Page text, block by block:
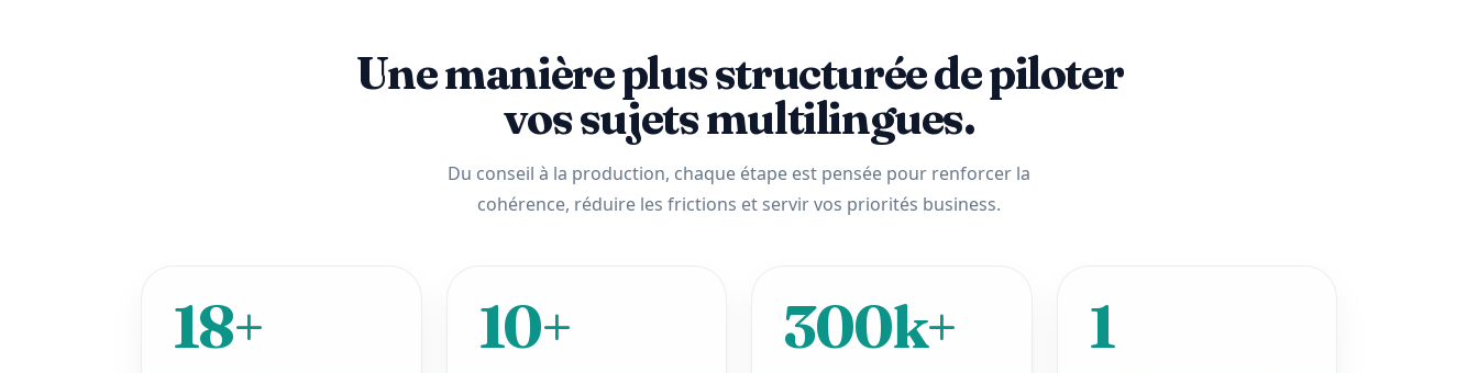
Une manière plus structurée de piloter
vos sujets multilingues.
Du conseil à la production, chaque étape est pensée pour renforcer la
cohérence, réduire les frictions et servir vos priorités business.
18+ 10+ 300k+ 1